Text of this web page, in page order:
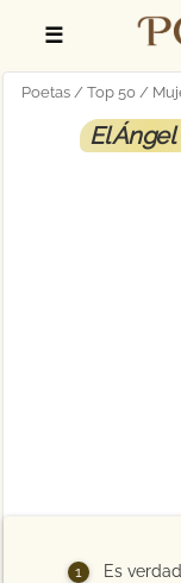
☰
Poetas Top 50
El Ángel
Es